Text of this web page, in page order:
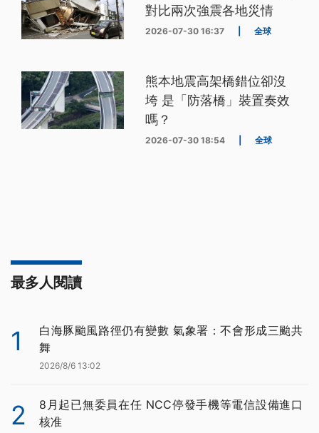
對比兩次強震各地災情
2026-07-30 16:37 全球
熊本地震高架橋錯位卻沒
垮 是「防落橋」裝置奏效
嗎？
2026-07-30 18:54 全球
最多人閱讀
1
白海豚颱風路徑仍有變數 氣象署：不會形成三颱共
舞
2026/8/6 13:02
2
8月起已無委員在任 NCC停發手機等電信設備進口
核准